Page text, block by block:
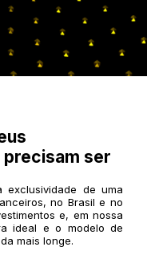
ser
de uma
no Brasil e no
e, em nossa
ideal e o modelo de
mais longe.